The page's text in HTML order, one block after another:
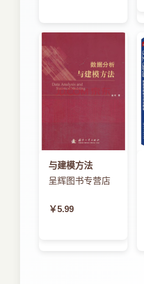
与建模方法
呈辉图书专营店
￥5.99